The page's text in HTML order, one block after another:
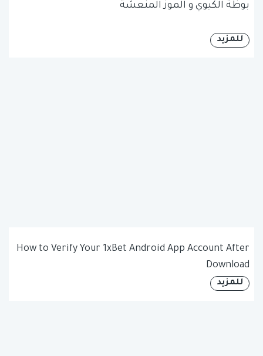
بوظة الكيوي و الموز المنعشة
للمزيد
How to Verify Your 1xBet Android App Account After
Download
للمزيد